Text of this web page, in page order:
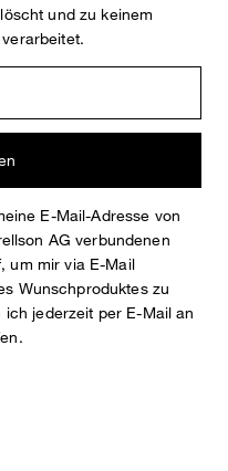
und zu keinem
E-Mail-Adresse von
AG verbundenen
um mir via E-Mail
Wunschproduktes zu
jederzeit per E-Mail an